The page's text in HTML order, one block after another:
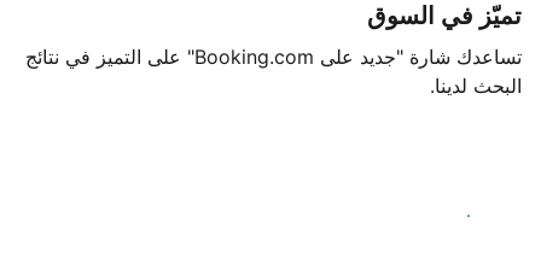
تميّز في السوق
تساعدك شارة "جديد على Booking.com" على التميز في نتائج
البحث لدينا.
ابدأ اليوم